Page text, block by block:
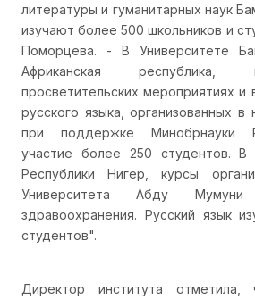
литературы и гуманитарных наук
изучают более 500 школьников и
Поморцева. - В Университете
Африканская республика,
просветительских мероприятиях и
русского языка, организованных в
при поддержке Минобрнауки
участие более 250 студентов. В
Республики Нигер, курсы
Университета Абду
здравоохранения. Русский язык
студентов".
Директор института отметила,